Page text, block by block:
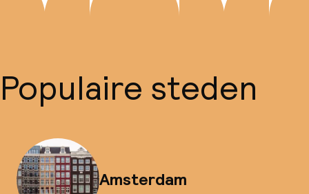
Populaire steden
Amsterdam